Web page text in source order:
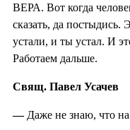
ВЕРА. Вот когда
сказать, да постыдись.
устали, и ты устал. И
Работаем дальше.
Свящ. Павел Усачев
— Даже не знаю, что на